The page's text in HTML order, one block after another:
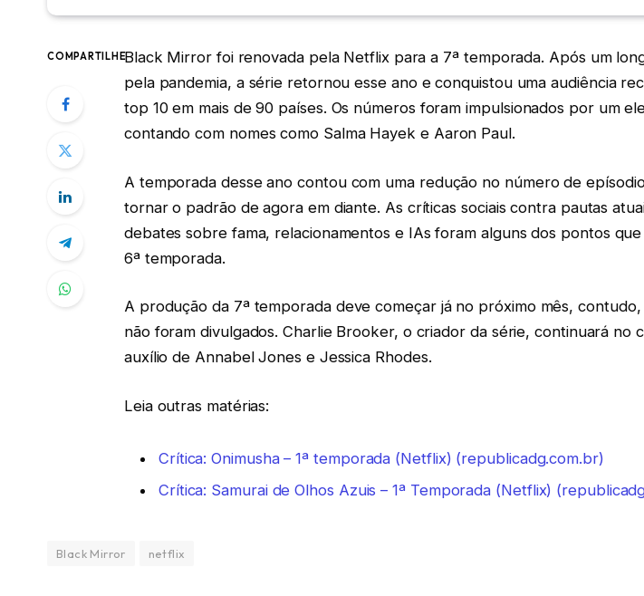
COMPARTILHEBlack Mirror foi renovada pela Netflix para a 7ª temporada. Após um
pela pandemia, a série retornou esse ano e conquistou uma audiência
top 10 em mais de 90 países. Os números foram impulsionados por um
contando com nomes como Salma Hayek e Aaron Paul.
A temporada desse ano contou com uma redução no número de
tornar o padrão de agora em diante. As críticas sociais contra pautas
debates sobre fama, relacionamentos e IAs foram alguns dos pontos
6ª temporada.
A produção da 7ª temporada deve começar já no próximo mês, contudo,
não foram divulgados. Charlie Brooker, o criador da série, continuará no
auxílio de Annabel Jones e Jessica Rhodes.
Leia outras matérias:
Crítica: Onimusha – 1ª temporada (Netflix) (republicadg.com.br)
Crítica: Samurai de Olhos Azuis – 1ª Temporada (Netflix)
Black Mirror netflix